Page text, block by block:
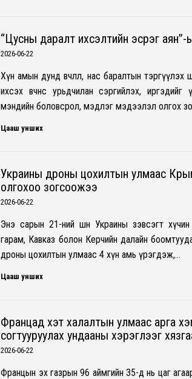
“Цусны даралт ихсэлтийн эсрэг
2026-06-22
Хүн амын дунд өвчлөл, нас баралтын
ихсэх өвчнөөс урьдчилан сэргийлэх,
мэндийн боловсрол, мэдлэг мэдээлэл олгох
Цааш унших
Украины дроны цохилтын улмаас
олгохоо зогсоожээ
2026-06-22
Энэ сарын 21-ний шөнө Украины зэвсэгт
гарам, Кавказ болон Керчийн далайн
дроны цохилтын улмаас 4 хүн амь үрэгдэж,…
Цааш унших
Францад хэт халалтын улмаас арга
согтууруулах ундааны хэрэглээг
2026-06-22
Францын эх газрын 96 аймгийн 35-д нь цаг